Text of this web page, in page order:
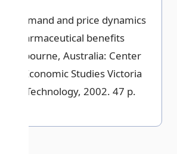
K. Demand and price dynamics
pharmaceutical benefits
Melbourne, Australia: Center
Economic Studies Victoria
of Technology, 2002. 47 p.